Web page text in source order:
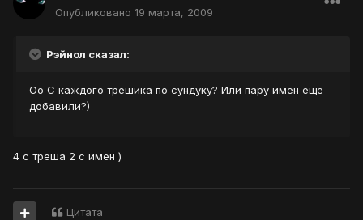
Опубликовано 19 марта, 2009
Рэйнол сказал:
Оо С каждого трешика по сундуку? Или пару имен еще
добавили?)
4 с треша 2 с имен )
Цитата